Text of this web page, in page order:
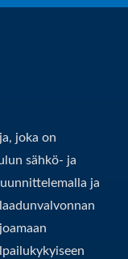
joka on
sähkö- ja
ja